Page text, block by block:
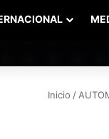
Inicio /